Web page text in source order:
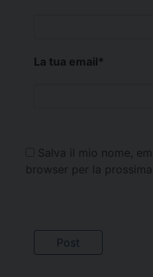
La tua email*
Salva il mio nome,
browser per la